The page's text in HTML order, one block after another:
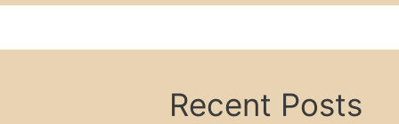
Recent Posts